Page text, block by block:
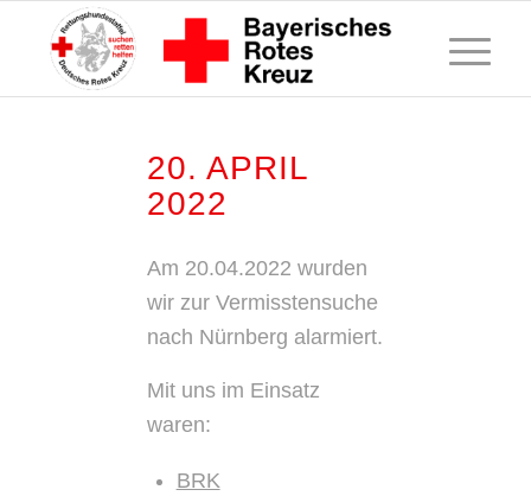
20. APRIL
2022
Am 20.04.2022 wurden
wir zur Vermisstensuche
nach Nürnberg alarmiert.
Mit uns im Einsatz
waren:
BRK